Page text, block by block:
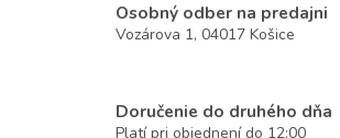
Osobný odber na predajni
Vozárova 1, 04017 Košice
Doručenie do druhého dňa
Platí pri objednení do 12:00